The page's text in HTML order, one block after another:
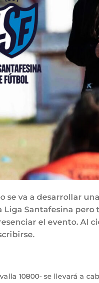
se va a desarrollar
Santafesina pero
el evento. Al
10800- se llevará a